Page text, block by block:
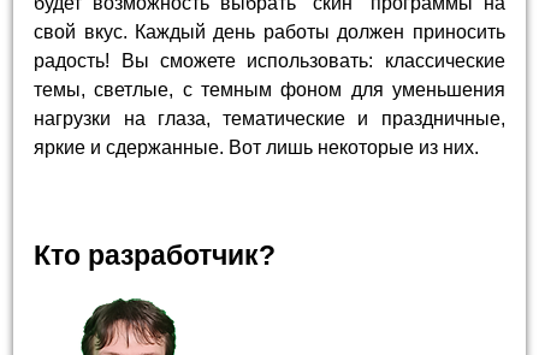
свой вкус. Каждый день работы должен приносить
радость! Вы сможете использовать: классические
темы, светлые, с темным фоном для уменьшения
нагрузки на глаза, тематические и праздничные,
яркие и сдержанные. Вот лишь некоторые из них.
Кто разработчик?